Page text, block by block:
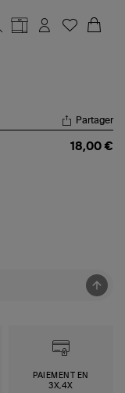
Partager
18,00 €
PAIEMENT EN
3X,4X